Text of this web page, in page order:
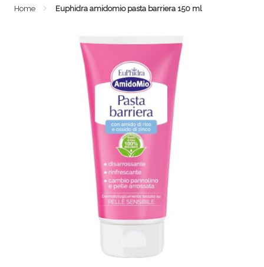
Home Euphidra amidomio pasta barriera 150 ml
Anticellulite e Fanghi: Sconto fino al 40% valido
oggi!